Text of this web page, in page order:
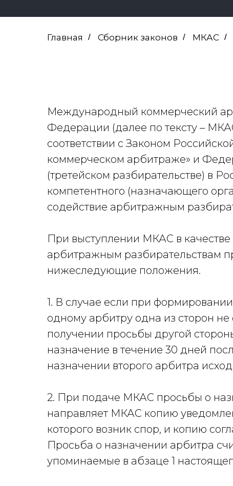
Главная / Сборник законов / МКАС /
Международный коммерческий
Федерации (далее по тексту –
соответствии с Законом
коммерческом арбитраже» и
(третейском разбирательстве) в
компетентного (назначающего
содействие арбитражным
При выступлении МКАС в качестве
арбитражным разбирательствам
нижеследующие положения.
1. В случае если при
одному арбитру одна из сторон не
получении просьбы другой
назначение в течение 30 дней
назначении второго арбитра
2. При подаче МКАС просьбы о
направляет МКАС копию
которого возник спор, и копию
Просьба о назначении арбитра
упоминаемые в абзаце 1